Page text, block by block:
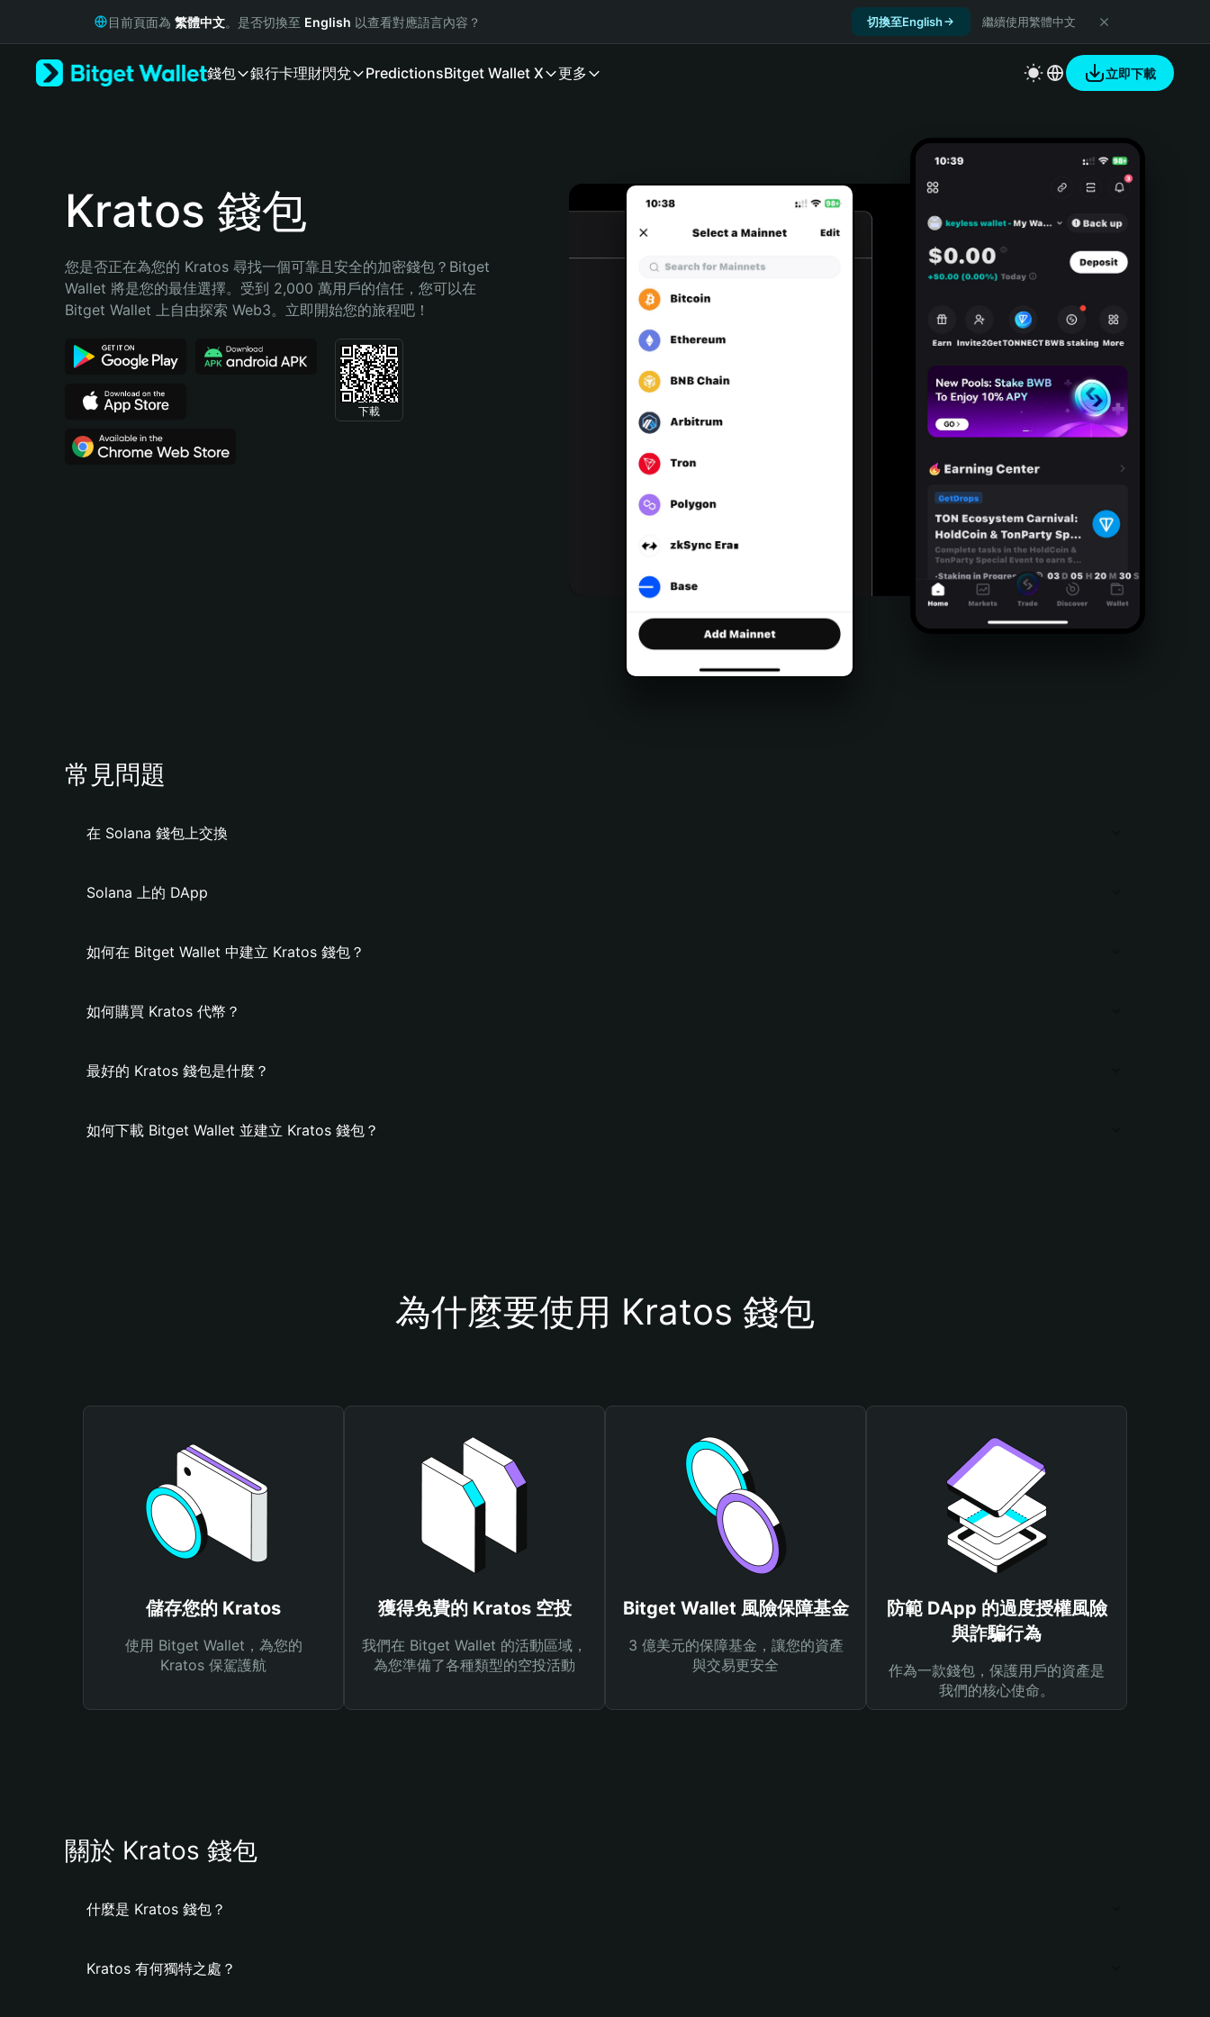
Русский
Bahasa Indonesia
Español (Argentina)
目前頁面為 繁體中文。是否切換至 English 以查看對應語言內容？ 切換至English 繼續使用繁體中文
錢包 銀行卡理財閃兌 PredictionsBitget Wallet X 更多 立即下載
Kratos 錢包
您是否正在為您的 Kratos 尋找一個可靠且安全的加密錢包？Bitget
Wallet 將是您的最佳選擇。受到 2,000 萬用戶的信任，您可以在
Bitget Wallet 上自由探索 Web3。立即開始您的旅程吧！
下載
常見問題
在 Solana 錢包上交換
Solana 上的 DApp
如何在 Bitget Wallet 中建立 Kratos 錢包？
如何購買 Kratos 代幣？
最好的 Kratos 錢包是什麼？
如何下載 Bitget Wallet 並建立 Kratos 錢包？
為什麼要使用 Kratos 錢包
儲存您的 Kratos
使用 Bitget Wallet，為您的
Kratos 保駕護航
獲得免費的 Kratos 空投
我們在 Bitget Wallet 的活動區域，
為您準備了各種類型的空投活動
Bitget Wallet 風險保障基金
3 億美元的保障基金，讓您的資產
與交易更安全
防範 DApp 的過度授權風險
與詐騙行為
作為一款錢包，保護用戶的資產是
我們的核心使命。
關於 Kratos 錢包
什麼是 Kratos 錢包？
Kratos 有何獨特之處？